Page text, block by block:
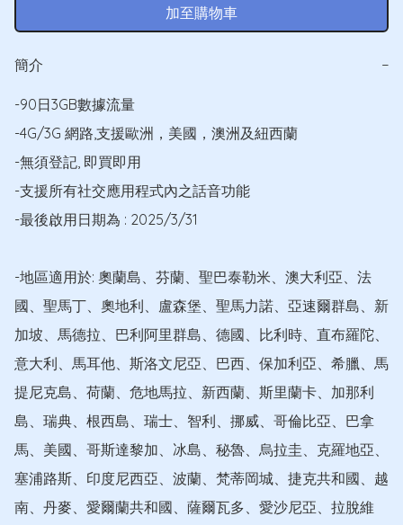
加至購物車
簡介 −
-90日3GB數據流量
-4G/3G 網路,支援歐洲，美國，澳洲及紐西蘭
-無須登記, 即買即用
-支援所有社交應用程式內之話音功能
-最後啟用日期為 : 2025/3/31
-地區適用於: 奧蘭島、芬蘭、聖巴泰勒米、澳大利亞、法
國、聖馬丁、奧地利、盧森堡、聖馬力諾、亞速爾群島、新
加坡、馬德拉、巴利阿里群島、德國、比利時、直布羅陀、
意大利、馬耳他、斯洛文尼亞、巴西、保加利亞、希臘、馬
提尼克島、荷蘭、危地馬拉、新西蘭、斯里蘭卡、加那利
島、瑞典、根西島、瑞士、智利、挪威、哥倫比亞、巴拿
馬、美國、哥斯達黎加、冰島、秘魯、烏拉圭、克羅地亞、
塞浦路斯、印度尼西亞、波蘭、梵蒂岡城、捷克共和國、越
南、丹麥、愛爾蘭共和國、薩爾瓦多、愛沙尼亞、拉脫維